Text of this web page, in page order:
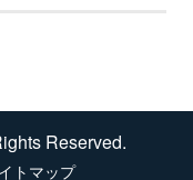
Reserved.
トマップ